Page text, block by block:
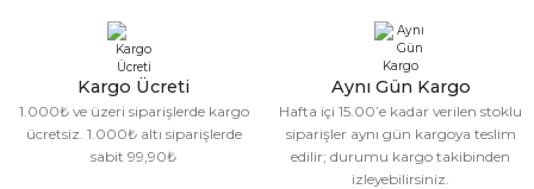
Gönder
Kargo Ücreti
1.000₺ ve üzeri siparişlerde kargo
ücretsiz. 1.000₺ altı siparişlerde
sabit 99,90₺
Aynı Gün Kargo
Hafta içi 15.00’e kadar verilen stoklu
siparişler aynı gün kargoya teslim
edilir; durumu kargo takibinden
izleyebilirsiniz.